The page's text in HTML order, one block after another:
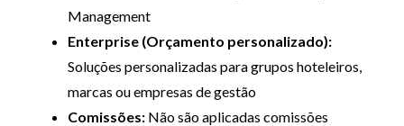
Management
Enterprise (Orçamento personalizado):
Soluções personalizadas para grupos hoteleiros,
marcas ou empresas de gestão
Comissões: Não são aplicadas comissões